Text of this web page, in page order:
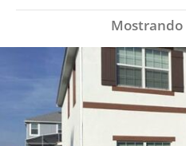
Mostrando